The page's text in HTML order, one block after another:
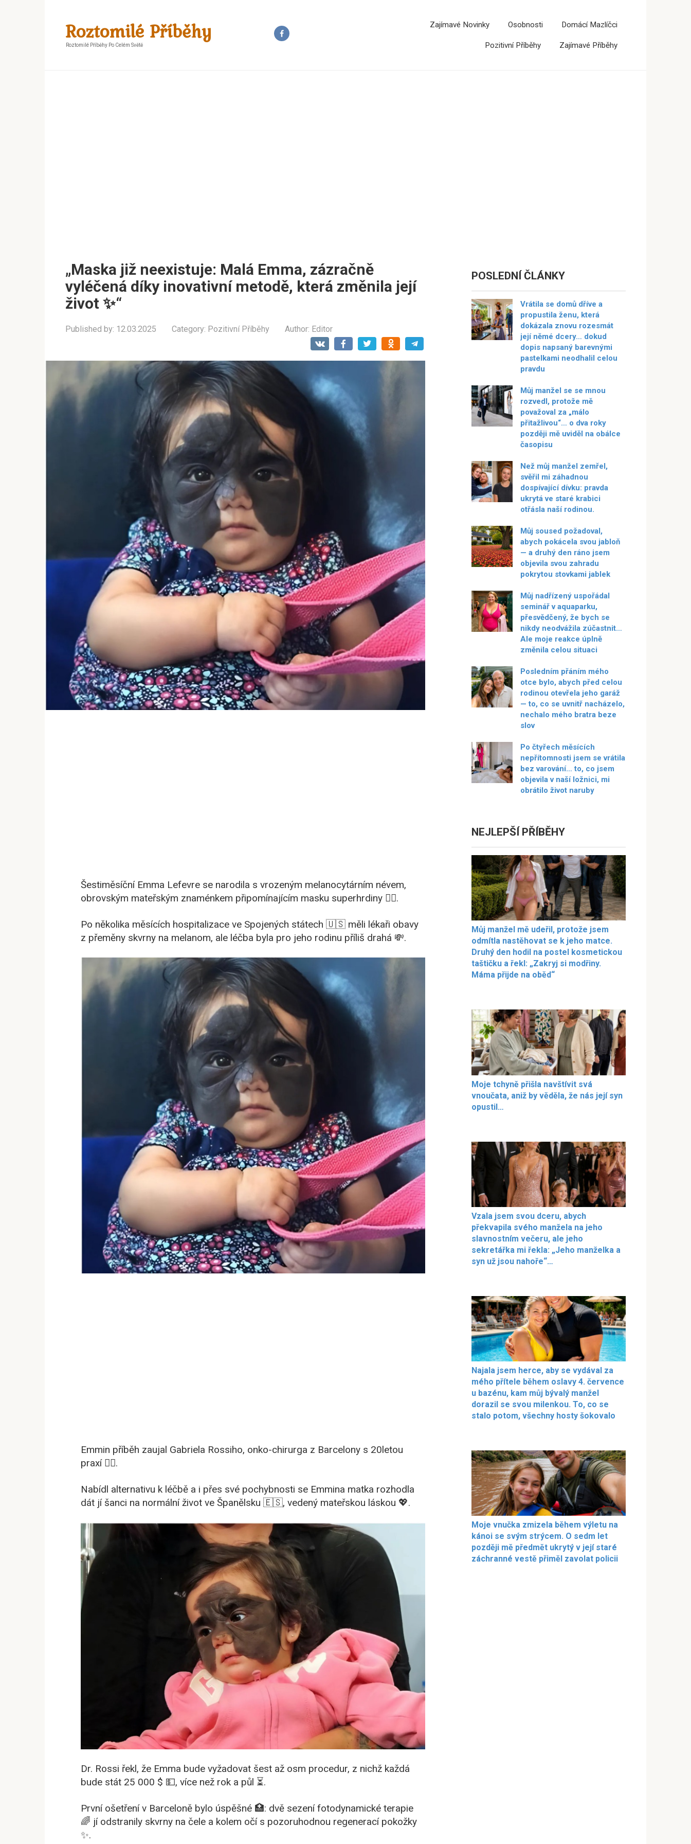
Roztomilé Příběhy
Roztomilé Příběhy Po Celém Světě
Zajímavé Novinky Osobnosti Domácí Mazlíčci
Pozitivní Příběhy Zajímavé Příběhy
„Maska již neexistuje: Malá Emma, ​​zázračně
vyléčená díky inovativní metodě, která změnila její
život ✨“
Published by: 12.03.2025 Category: Pozitivní Příběhy Author: Editor
Šestiměsíční Emma Lefevre se narodila s vrozeným melanocytárním névem,
obrovským mateřským znaménkem připomínajícím masku superhrdiny 🦸‍♀️.
Po několika měsících hospitalizace ve Spojených státech 🇺🇸 měli lékaři obavy
z přeměny skvrny na melanom, ale léčba byla pro jeho rodinu příliš drahá 💸.
Emmin příběh zaujal Gabriela Rossiho, onko-chirurga z Barcelony s 20letou
praxí 👨‍⚕️.
Nabídl alternativu k léčbě a i přes své pochybnosti se Emmina matka rozhodla
dát jí šanci na normální život ve Španělsku 🇪🇸, vedený mateřskou láskou 💖.
Dr. Rossi řekl, že Emma bude vyžadovat šest až osm procedur, z nichž každá
bude stát 25 000 $ 💵, více než rok a půl ⏳.
První ošetření v Barceloně bylo úspěšné 🏥: dvě sezení fotodynamické terapie
🌈 jí odstranily skvrny na čele a kolem očí s pozoruhodnou regenerací pokožky
✨.
POSLEDNÍ ČLÁNKY
Vrátila se domů dříve a
propustila ženu, která
dokázala znovu rozesmát
její němé dcery… dokud
dopis napsaný barevnými
pastelkami neodhalil celou
pravdu
Můj manžel se se mnou
rozvedl, protože mě
považoval za „málo
přitažlivou“… o dva roky
později mě uviděl na obálce
časopisu
Než můj manžel zemřel,
svěřil mi záhadnou
dospívající dívku: pravda
ukrytá ve staré krabici
otřásla naší rodinou.
Můj soused požadoval,
abych pokácela svou jabloň
— a druhý den ráno jsem
objevila svou zahradu
pokrytou stovkami jablek
Můj nadřízený uspořádal
seminář v aquaparku,
přesvědčený, že bych se
nikdy neodvážila zúčastnit…
Ale moje reakce úplně
změnila celou situaci
Posledním přáním mého
otce bylo, abych před celou
rodinou otevřela jeho garáž
— to, co se uvnitř nacházelo,
nechalo mého bratra beze
slov
Po čtyřech měsících
nepřítomnosti jsem se vrátila
bez varování… to, co jsem
objevila v naší ložnici, mi
obrátilo život naruby
NEJLEPŠÍ PŘÍBĚHY
Můj manžel mě udeřil, protože jsem
odmítla nastěhovat se k jeho matce.
Druhý den hodil na postel kosmetickou
taštičku a řekl: „Zakryj si modřiny.
Máma přijde na oběd“
Moje tchyně přišla navštívit svá
vnoučata, aniž by věděla, že nás její syn
opustil…
Vzala jsem svou dceru, abych
překvapila svého manžela na jeho
slavnostním večeru, ale jeho
sekretářka mi řekla: „Jeho manželka a
syn už jsou nahoře“…
Najala jsem herce, aby se vydával za
mého přítele během oslavy 4. července
u bazénu, kam můj bývalý manžel
dorazil se svou milenkou. To, co se
stalo potom, všechny hosty šokovalo
Moje vnučka zmizela během výletu na
kánoi se svým strýcem. O sedm let
později mě předmět ukrytý v její staré
záchranné vestě přiměl zavolat policii